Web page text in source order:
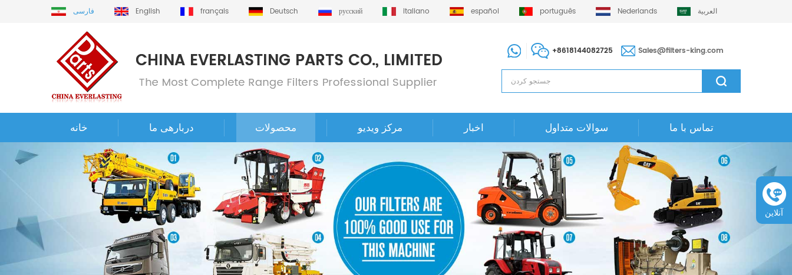
فارسی English français Deutsch русский italiano español português Nederlands العربية
+8618144082725 Sales@filters-king.com
خانه دربارهی ما محصولات مرکز ویدیو اخبار سوالات متداول تماس با ما
آنلاین